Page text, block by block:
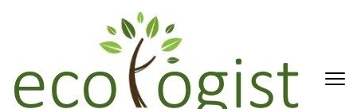
Enter)